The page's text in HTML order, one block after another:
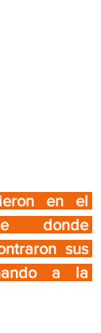
en el
donde
sus
a la